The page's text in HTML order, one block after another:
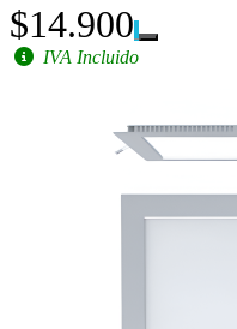
$14.900
IVA Incluido